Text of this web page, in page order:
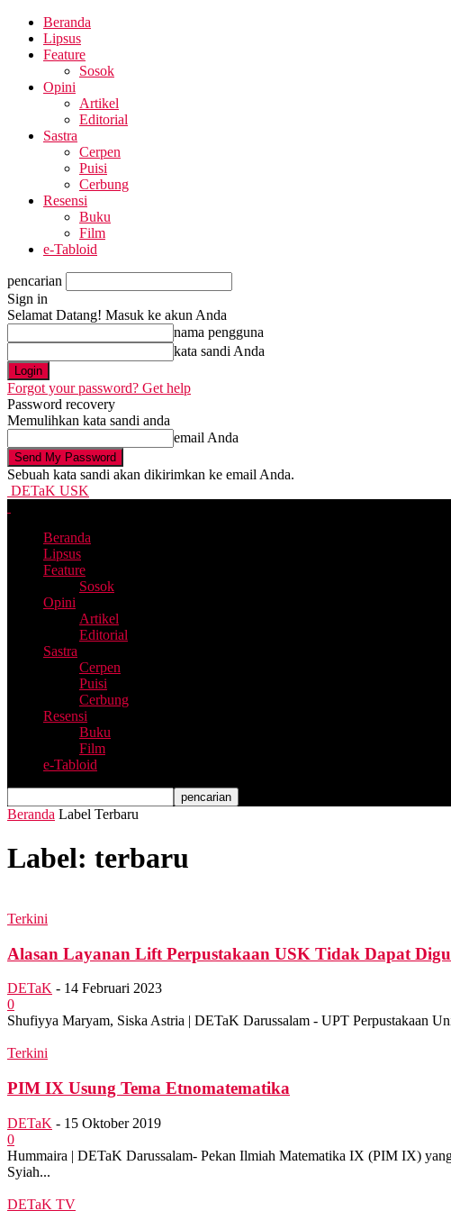
Beranda
Lipsus
Feature
Sosok
Opini
Artikel
Editorial
Sastra
Cerpen
Puisi
Cerbung
Resensi
Buku
Film
e-Tabloid
pencarian
Sign in
Selamat Datang! Masuk ke akun Anda
nama pengguna
kata sandi Anda
Forgot your password? Get help
Password recovery
Memulihkan kata sandi anda
email Anda
Sebuah kata sandi akan dikirimkan ke email Anda.
DETaK USK
Beranda
Lipsus
Feature
Sosok
Opini
Artikel
Editorial
Sastra
Cerpen
Puisi
Cerbung
Resensi
Buku
Film
e-Tabloid
Beranda Label Terbaru
Label: terbaru
Terkini
Alasan Layanan Lift Perpustakaan USK Tidak Dapat
DETaK - 14 Februari 2023
0
Shufiyya Maryam, Siska Astria | DETaK Darussalam - UPT Perpustakaan
Terkini
PIM IX Usung Tema Etnomatematika
DETaK - 15 Oktober 2019
0
Hummaira | DETaK Darussalam- Pekan Ilmiah Matematika IX (PIM IX)
Syiah...
DETaK TV